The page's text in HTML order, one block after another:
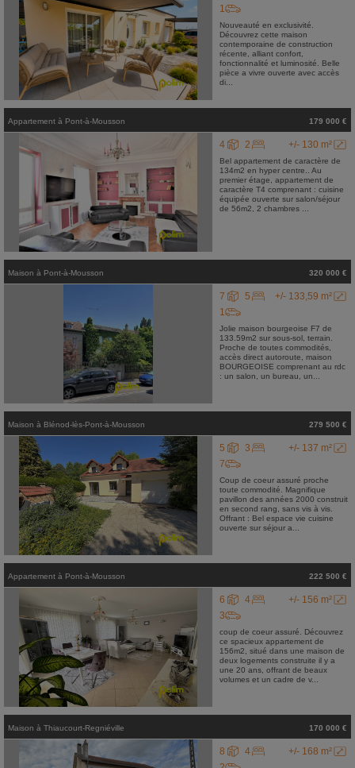
1
Nouveauté en exclusivité.
Découvrez cette maison
contemporaine de construction
récente, alliant confort,
fonctionnalité et luminosité. Belle
pièce a vivre ouverte avec accès
di...
Appartement à Pont-à-Mousson 179 000 €
+/- 130 m²
4 2
Bel appartement de caractère de
134m2 en hyper centre.. Au
premier étage, appartement de
caractère T4 comprenant : cuisine
équipée ouverte sur salon/séjour
de 56m2, 2 chambres ...
Maison à Pont-à-Mousson 320 000 €
+/- 133,59 m²
7
5
1
Jolie maison bourgeoise F7 de
133.59m2 sur sous-sol, terrain.
Proche de toutes commodités,
accès direct autoroute, maison
BOURGEOISE comprenant au rdc
: un salon, un bureau, un...
Maison à Blénod-lès-Pont-à-Mousson 279 500 €
+/- 137 m²
5
3
7
Coup de coeur assuré proche
toute commodité. Magnifique
pavillon des années 2000 construit
en second rang, sans vis à vis.
Offrant : Bel espace vie cuisine
ouverte sur séjour a...
Appartement à Pont-à-Mousson 222 500 €
+/- 156 m²
6
4
3
coup de coeur assuré. Découvrez
ce spacieux appartement de
156m2, situé dans une maison de
deux logements construite il y a
une 20 ans, offrant de beaux
volumes et un cadre de v...
Maison à Thiaucourt-Regniéville 170 000 €
+/- 168 m²
8
4